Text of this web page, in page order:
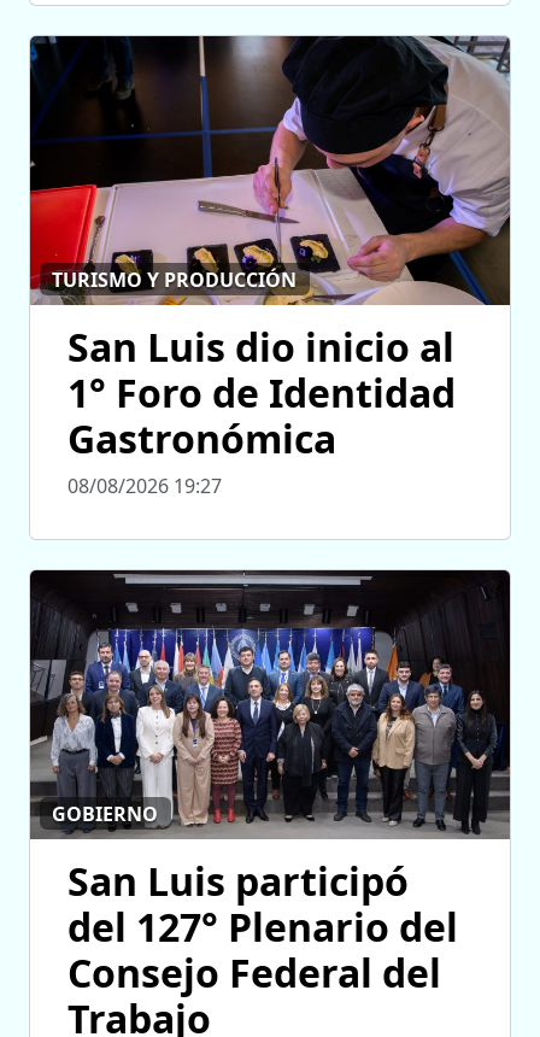
TURISMO Y PRODUCCIÓN
San Luis dio inicio al
1° Foro de Identidad
Gastronómica
08/08/2026 19:27
GOBIERNO
San Luis participó
del 127° Plenario del
Consejo Federal del
Trabajo